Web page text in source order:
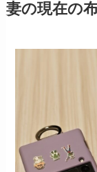
妻の現在の